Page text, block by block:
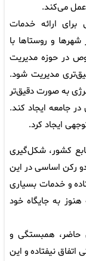
می‌کند.
ارائه خدمات
و روستاها با
در حوزه مدیریت
مدیریت شود.
به صورت دقیق‌تر
جامعه ایجاد کند.
ایجاد کرد.
کشور، شکل‌گیری
رکن اساسی در این
و خدمات بسیاری
به جایگاه خود
حاضر، همبستگی و
نیفتاده و این